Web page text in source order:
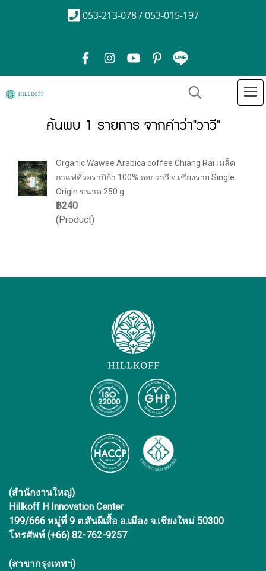
053-213-078 / 053-015-197
ค้นพบ 1 รายการ จากคำว่า"วาวี"
Organic Wawee Arabica coffee Chiang Rai เมล็ด
กาแฟคั่วอราบิก้า 100% ดอยวาวี จ.เชียงราย Single
Origin ขนาด 250 g
฿240
(Product)
(สำนักงานใหญ่)
Hillkoff H Innovation Center
199/666 หมู่ที่ 9 ต.สันผีเสื้อ อ.เมือง จ.เชียงใหม่ 50300
โทรศัพท์ (+66) 82-762-9257
(สาขากรุงเทพฯ)